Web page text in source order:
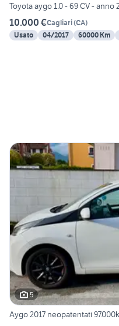
Toyota aygo 1.0 - 69 CV - anno
10.000 €Cagliari(CA)
Usato
04/2017 60000 Km
5
Aygo 2017 neopatentati